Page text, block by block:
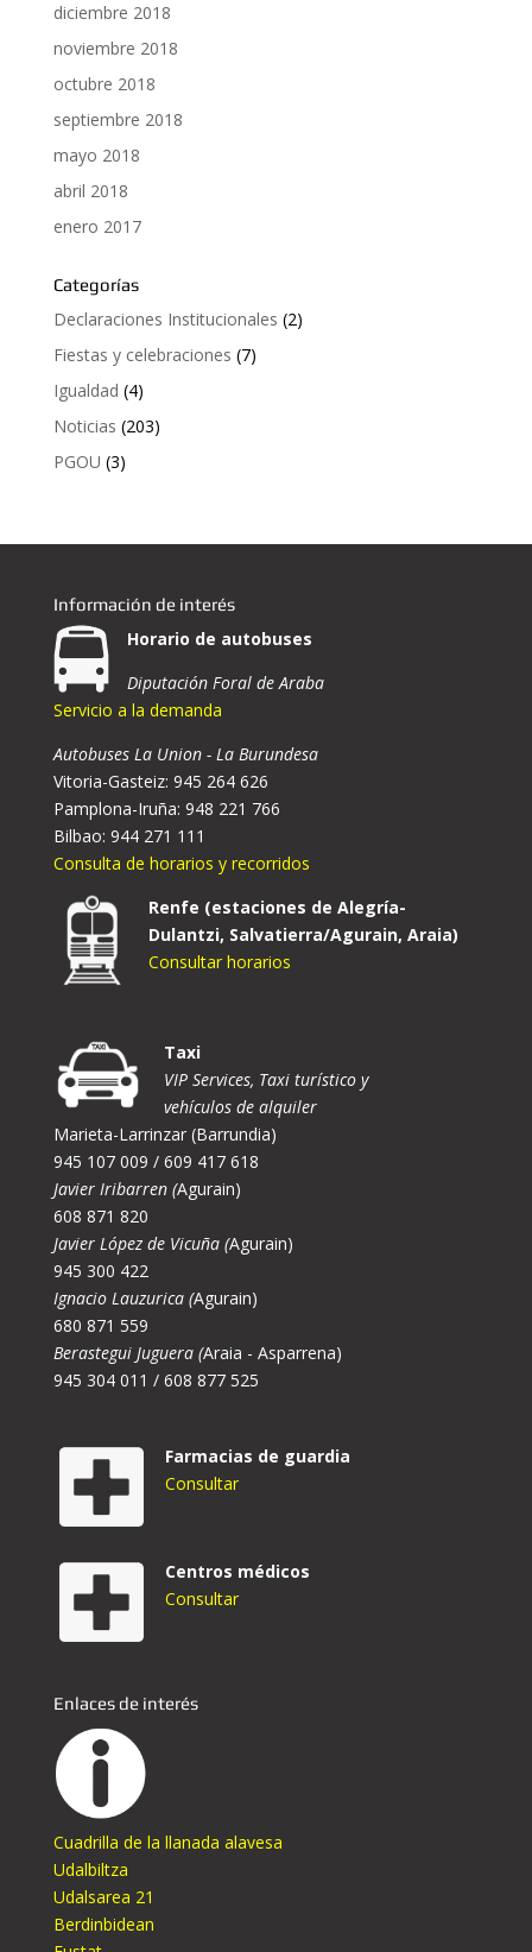
diciembre 2018
noviembre 2018
octubre 2018
septiembre 2018
mayo 2018
abril 2018
enero 2017
Categorías
Declaraciones Institucionales (2)
Fiestas y celebraciones (7)
Igualdad (4)
Noticias (203)
PGOU (3)
Información de interés
Horario de autobuses
Diputación Foral de Araba
Servicio a la demanda
Autobuses La Union - La Burundesa
Vitoria-Gasteiz: 945 264 626
Pamplona-Iruña: 948 221 766
Bilbao: 944 271 111
Consulta de horarios y recorridos
Renfe (estaciones de Alegría-
Dulantzi, Salvatierra/Agurain, Araia)
Consultar horarios
Taxi
VIP Services, Taxi turístico y
vehículos de alquiler
Marieta-Larrinzar (Barrundia)
945 107 009 / 609 417 618
Javier Iribarren (Agurain)
608 871 820
Javier López de Vicuña (Agurain)
945 300 422
Ignacio Lauzurica (Agurain)
680 871 559
Berastegui Juguera (Araia - Asparrena)
945 304 011 / 608 877 525
Farmacias de guardia
Consultar
Centros médicos
Consultar
Enlaces de interés
Cuadrilla de la llanada alavesa
Udalbiltza
Udalsarea 21
Berdinbidean